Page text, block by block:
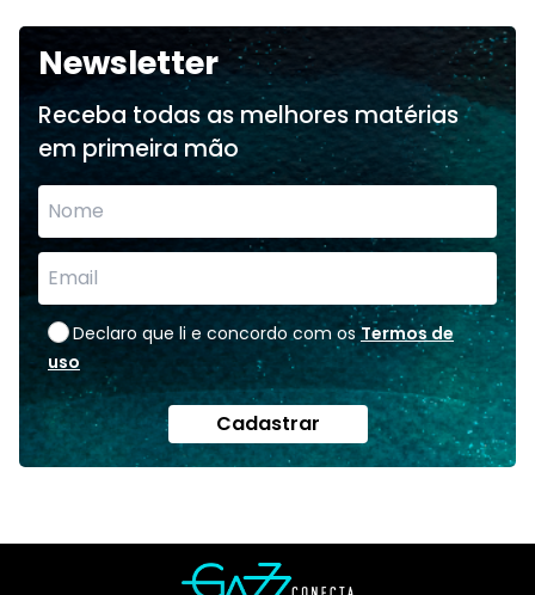
Newsletter
Receba todas as melhores matérias
em primeira mão
Declaro que li e concordo com os Termos de
uso
Cadastrar